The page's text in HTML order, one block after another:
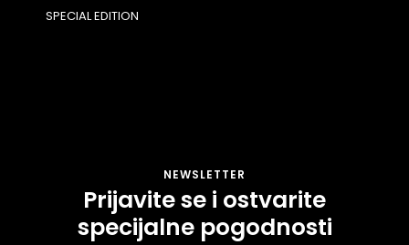
SPECIAL EDITION
NEWSLETTER
Prijavite se i ostvarite
specijalne pogodnosti